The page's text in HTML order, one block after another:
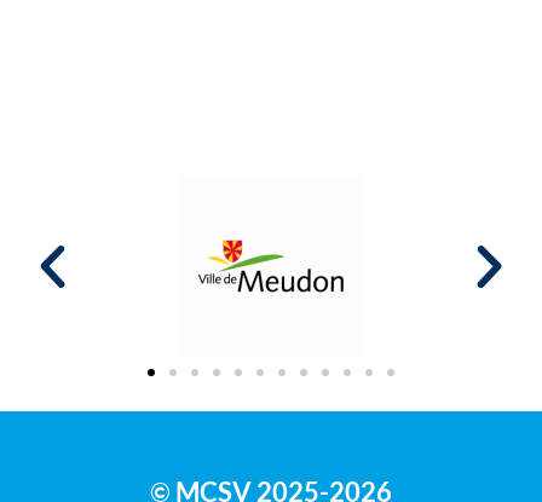
© MCSV 2025-2026